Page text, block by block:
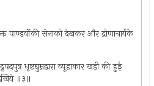
पाण्डवोंकी सेनाको देखकर और द्रोणाचार्यके
धृष्टद्युम्नद्वारा व्यूहाकार खड़ी की हुई
॥३॥